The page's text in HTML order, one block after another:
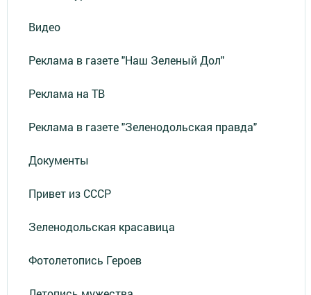
Видео
Реклама в газете "Наш Зеленый Дол"
Реклама на ТВ
Реклама в газете "Зеленодольская правда"
Документы
Привет из СССР
Зеленодольская красавица
Фотолетопись Героев